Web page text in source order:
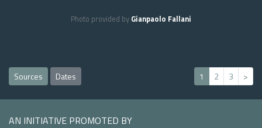
Photo provided by Gianpaolo Fallani
Sources Dates 1 2 3 >
AN INITIATIVE PROMOTED BY